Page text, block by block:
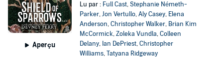
Aperçu
Lu par : Full Cast,Stephanie Németh-
Parker,Jon Vertullo,Aly Casey, Elena
Anderson,Christopher Walker, Brian Kim
McCormick,Zoleka Vundla,Colleen
Delany, Ian DePriest,Christopher
Williams,Tatyana Ridgeway